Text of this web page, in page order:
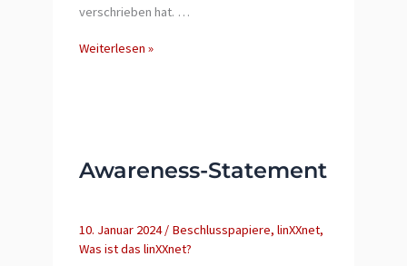
verschrieben hat. …
Handala
Ende
Weiterlesen »
Awareness-Statement
10. Januar 2024/ Beschlusspapiere,linXXnet,
Was ist das linXXnet?